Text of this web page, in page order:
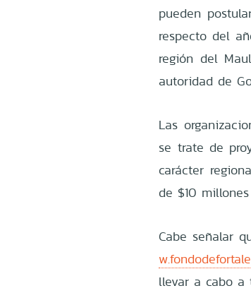
pueden
respecto del
región del
autoridad de
Las
se trate de
carácter
de $10
Cabe señalar
llevar a cabo a